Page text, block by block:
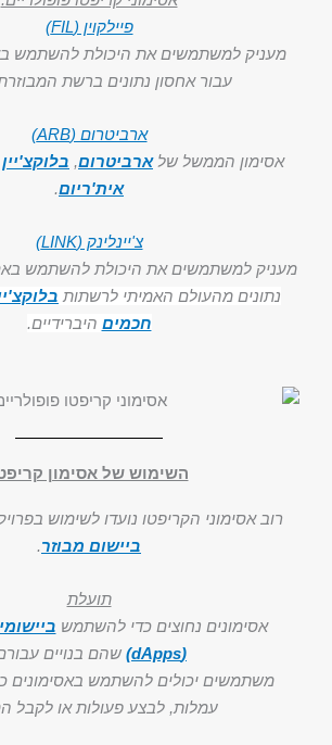
פיילקוין (FIL)
מעניק למשתמשים את היכולת להשתמש
עבור אחסון נתונים ברשת
ארביטרום (ARB)
אסימון הממשל שלארביטרום, בלוקצ'יין
אית'ריום.
צ'יינלינק (LINK)
מעניק למשתמשים את היכולת להשתמש
נתונים מהעולם האמיתי לרשתות
חכמים היברידיים.
השימוש של אסימון
רוב אסימוני הקריפטו נועדו לשימוש
ביישום מבוזר.
תועלת
אסימונים נחוצים כדי להשתמש
(dApps)
שהם בנויים
משתמשים יכולים להשתמש באסימונים
עמלות, לבצע פעולות או לקבל